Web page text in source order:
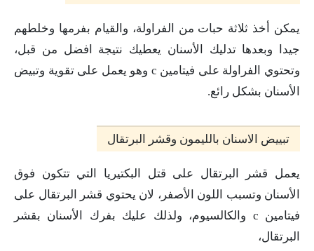
يمكن أخذ ثلاثة حبات من الفراولة، والقيام بفرمها وخلطهم
جيدا وبعدها تدليك الأسنان يعطيك نتيجة افضل من قبل،
وتحتوي الفراولة على فيتامين c وهو يعمل على تقوية وتبيض
الأسنان بشكل رائع.
تبييض الاسنان بالليمون وقشر البرتقال
يعمل قشر البرتقال على قتل البكتيريا التي تتكون فوق
الأسنان وتسبب اللون الأصفر، لان يحتوي قشر البرتقال على
فيتامين c والكالسيوم، ولذلك عليك بفرك الأسنان بقشر
البرتقال،